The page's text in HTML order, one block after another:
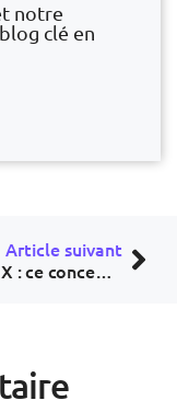
notre
clé en
Article suivant
Maladie X : ce concept de l’OMS qui fait flipper les réseaux sociaux (et pourquoi il ne faut pas paniquer)